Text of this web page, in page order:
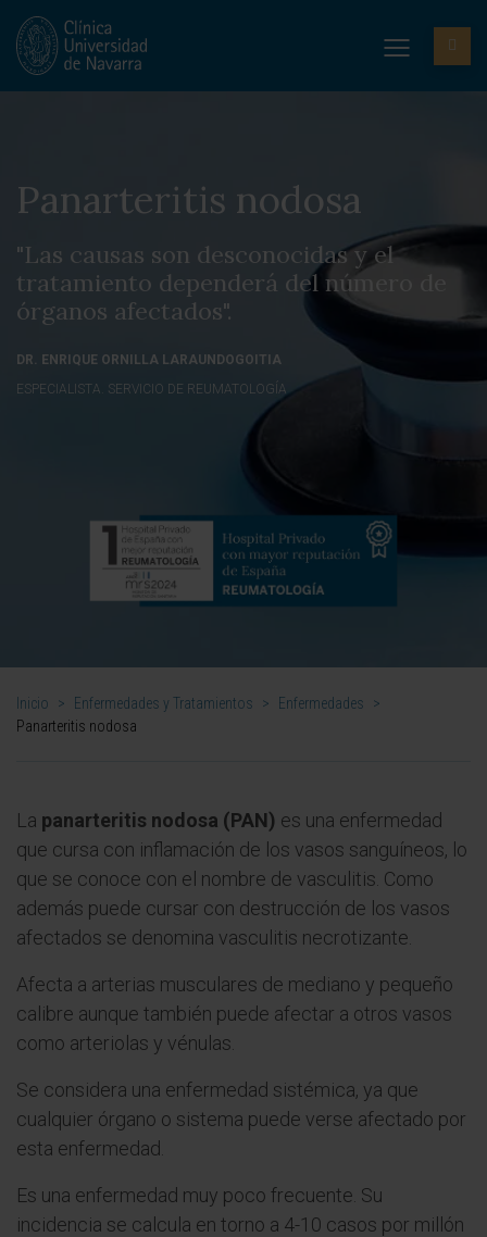
Panarteritis nodosa
"Las causas son desconocidas y el
tratamiento dependerá del número de
órganos afectados".
DR. ENRIQUE ORNILLA LARAUNDOGOITIA
ESPECIALISTA. SERVICIO DE REUMATOLOGÍA
Inicio > Enfermedades y Tratamientos > Enfermedades
>
Panarteritis nodosa
La panarteritis nodosa (PAN) es una enfermedad
que cursa con inflamación de los vasos sanguíneos, lo
que se conoce con el nombre de vasculitis. Como
además puede cursar con destrucción de los vasos
afectados se denomina vasculitis necrotizante.
Afecta a arterias musculares de mediano y pequeño
calibre aunque también puede afectar a otros vasos
como arteriolas y vénulas.
Se considera una enfermedad sistémica, ya que
cualquier órgano o sistema puede verse afectado por
esta enfermedad.
Es una enfermedad muy poco frecuente. Su
incidencia se calcula en torno a 4-10 casos por millón